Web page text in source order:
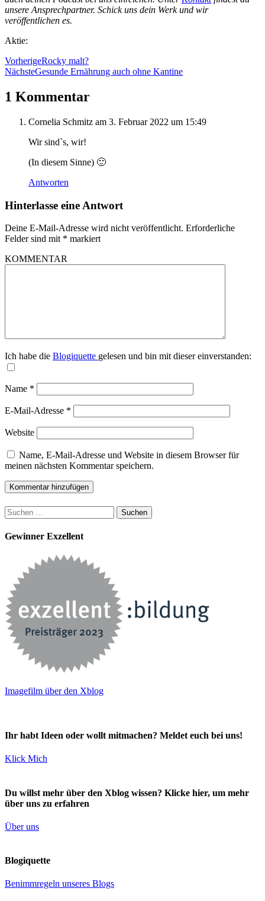
unsere Ansprechpartner. Schick uns dein Werk und wir
veröffentlichen es.
Aktie:
VorherigeRocky malt?
NächsteGesunde Ernährung auch ohne Kantine
1 Kommentar
Cornelia Schmitz am 3. Februar 2022 um 15:49
Wir sind`s, wir!
(In diesem Sinne) 🙂
Antworten
Hinterlasse eine Antwort
Deine E-Mail-Adresse wird nicht veröffentlicht. Erforderliche
Felder sind mit * markiert
KOMMENTAR
Ich habe die Blogiquette gelesen und bin mit dieser einverstanden:
Name *
E-Mail-Adresse *
Website
Name, E-Mail-Adresse und Website in diesem Browser für
meinen nächsten Kommentar speichern.
Suchen
nach:
Gewinner Exzellent
Imagefilm über den Xblog
Ihr habt Ideen oder wollt mitmachen? Meldet euch bei uns!
Klick Mich
Du willst mehr über den Xblog wissen? Klicke hier, um mehr
über uns zu erfahren
Über uns
Blogiquette
Benimmregeln unseres Blogs